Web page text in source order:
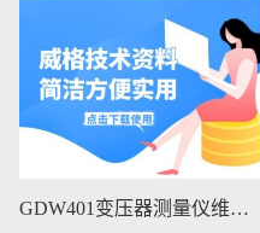
GDW401变压器测量仪维修手册下载